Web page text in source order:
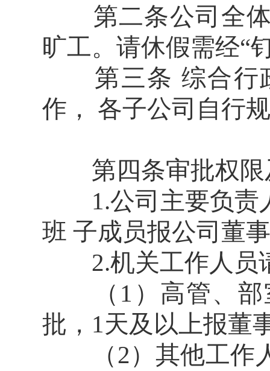
第二条公司全体
旷工。请休假需经“
第三条 综合行政
作， 各子公司自行
第四条审批权限
1.公司主要负责
班 子成员报公司董
2.机关工作人员
（1）高管、部
批，1天及以上报董
（2）其他工作人